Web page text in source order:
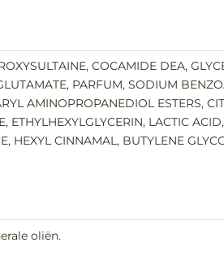
COCAMIDE DEA,
PARFUM, SODIUM
AMINOPROPANEDIOL ESTERS,
LACTIC
CINNAMAL, BUTYLENE
oliën.